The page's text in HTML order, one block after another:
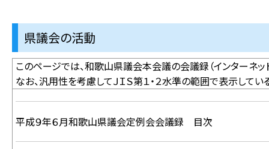
県議会の活動
このページでは、和歌山県議会本会議の会議録（インターネ
なお、汎用性を考慮してＪＩＳ第１・２水準の範囲で表示して
平成９年６月和歌山県議会定例会会議録 目次